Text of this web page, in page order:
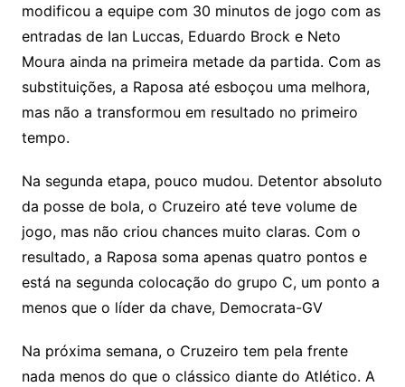
modificou a equipe com 30 minutos de jogo com as
entradas de Ian Luccas, Eduardo Brock e Neto
Moura ainda na primeira metade da partida. Com as
substituições, a Raposa até esboçou uma melhora,
mas não a transformou em resultado no primeiro
tempo.
Na segunda etapa, pouco mudou. Detentor absoluto
da posse de bola, o Cruzeiro até teve volume de
jogo, mas não criou chances muito claras. Com o
resultado, a Raposa soma apenas quatro pontos e
está na segunda colocação do grupo C, um ponto a
menos que o líder da chave, Democrata-GV
Na próxima semana, o Cruzeiro tem pela frente
nada menos do que o clássico diante do Atlético. A